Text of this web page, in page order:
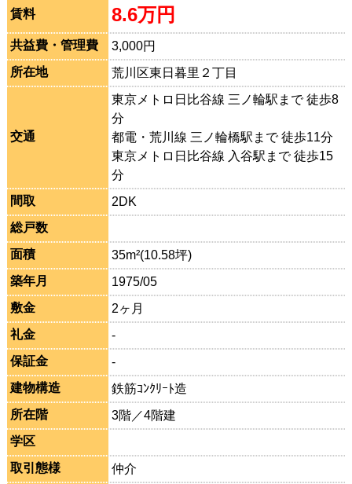
賃料 8.6万円
共益費・管理費
3,000円
所在地
荒川区東日暮里２丁目
交通
東京メトロ日比谷線 三ノ輪駅まで 徒歩8
分
都電・荒川線 三ノ輪橋駅まで 徒歩11分
東京メトロ日比谷線 入谷駅まで 徒歩15
分
間取
2DK
総戸数
面積
35m²(10.58坪)
築年月
1975/05
敷金
2ヶ月
礼金
-
保証金
-
建物構造
鉄筋ｺﾝｸﾘｰﾄ造
所在階
3階／4階建
学区
取引態様
仲介